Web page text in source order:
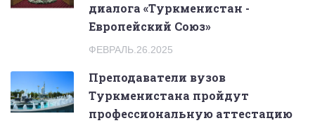
диалога «Туркменистан -
Европейский Союз»
ФЕВРАЛЬ.26.2025
Преподаватели вузов
Туркменистана пройдут
профессиональную аттестацию